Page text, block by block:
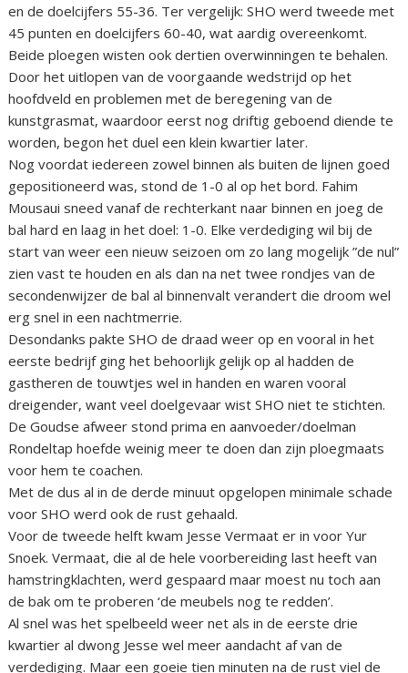
en de doelcijfers 55-36. Ter vergelijk: SHO werd tweede met
45 punten en doelcijfers 60-40, wat aardig overeenkomt.
Beide ploegen wisten ook dertien overwinningen te behalen.
Door het uitlopen van de voorgaande wedstrijd op het
hoofdveld en problemen met de beregening van de
kunstgrasmat, waardoor eerst nog driftig geboend diende te
worden, begon het duel een klein kwartier later.
Nog voordat iedereen zowel binnen als buiten de lijnen goed
gepositioneerd was, stond de 1-0 al op het bord. Fahim
Mousaui sneed vanaf de rechterkant naar binnen en joeg de
bal hard en laag in het doel: 1-0. Elke verdediging wil bij de
start van weer een nieuw seizoen om zo lang mogelijk ”de nul”
zien vast te houden en als dan na net twee rondjes van de
secondenwijzer de bal al binnenvalt verandert die droom wel
erg snel in een nachtmerrie.
Desondanks pakte SHO de draad weer op en vooral in het
eerste bedrijf ging het behoorlijk gelijk op al hadden de
gastheren de touwtjes wel in handen en waren vooral
dreigender, want veel doelgevaar wist SHO niet te stichten.
De Goudse afweer stond prima en aanvoeder/doelman
Rondeltap hoefde weinig meer te doen dan zijn ploegmaats
voor hem te coachen.
Met de dus al in de derde minuut opgelopen minimale schade
voor SHO werd ook de rust gehaald.
Voor de tweede helft kwam Jesse Vermaat er in voor Yur
Snoek. Vermaat, die al de hele voorbereiding last heeft van
hamstringklachten, werd gespaard maar moest nu toch aan
de bak om te proberen ‘de meubels nog te redden’.
Al snel was het spelbeeld weer net als in de eerste drie
kwartier al dwong Jesse wel meer aandacht af van de
verdediging. Maar een goeie tien minuten na de rust viel de